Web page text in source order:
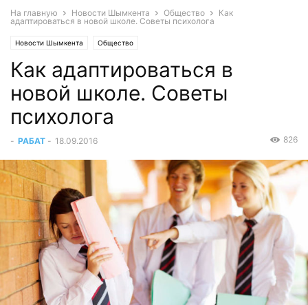
На главную Новости Шымкента Общество
Как
адаптироваться в новой школе. Советы психолога
Новости Шымкента Общество
Как адаптироваться в
новой школе. Советы
психолога
- РАБАТ - 18.09.2016 826